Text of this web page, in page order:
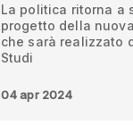
La politica ritorna a
progetto della
che sarà realizzato
Studi
04 apr 2024